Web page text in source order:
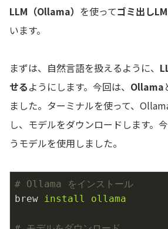
LLM（Ollama） を使ってゴミ出しLM
います。
まずは、自然言語を扱えるように、
せるようにします。今回は、 Ollama
ました。ターミナルを使って、
し、モデルをダウンロードします。今
うモデルを使用しました。
# Ollama をインストール
brew
install ollama